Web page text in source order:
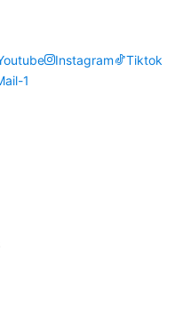
Instagram
Tiktok
1